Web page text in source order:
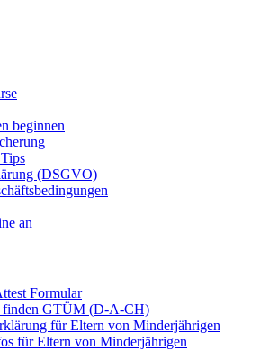
beginnen
(DSGVO)
an
Formular
finden GTÜM (D-A-CH)
für Eltern von Minderjährigen
für Eltern von Minderjährigen